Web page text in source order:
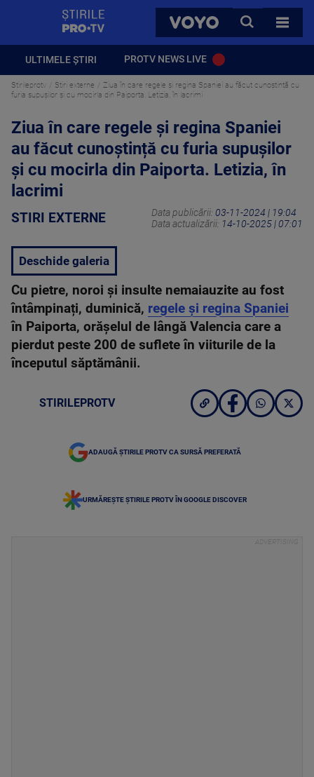
VOYO
CAUTA
TOATE
ULTIMELE ȘTIRI PROTV NEWS LIVE
Stirileprotv Stiri externe
Ziua în care regele și regina Spaniei au făcut cunoștință cu
furia supușilor și cu mocirla din Paiporta. Letizia, în lacrimi
Ziua în care regele și regina Spaniei
au făcut cunoștință cu furia supușilor
și cu mocirla din Paiporta. Letizia, în
lacrimi
STIRI EXTERNE Data publicării: 03-11-2024 | 19:04
Data actualizării: 14-10-2025 | 07:01
Deschide galeria
Cu pietre, noroi și insulte nemaiauzite au fost
întâmpinați, duminică, regele și regina Spaniei
în Paiporta, orășelul de lângă Valencia care a
pierdut peste 200 de suflete în viiturile de la
începutul săptămânii.
STIRILEPROTV
ADAUGĂ ȘTIRILE PROTV CA SURSĂ PREFERATĂ
URMĂREȘTE ȘTIRILE PROTV ÎN GOOGLE DISCOVER